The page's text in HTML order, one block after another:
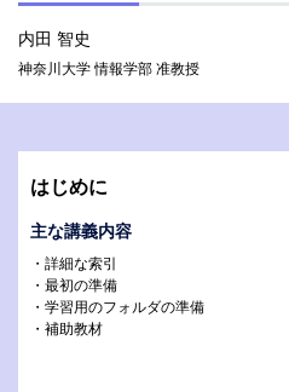
内田 智史
神奈川大学 情報学部 准教授
はじめに
主な講義内容
詳細な索引
最初の準備
学習用のフォルダの準備
補助教材